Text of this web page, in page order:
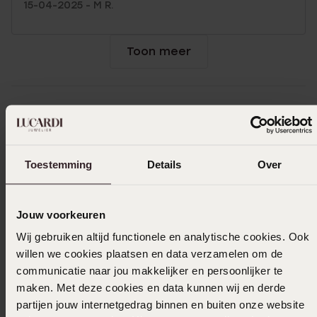
Toestemming Details Over
Jouw voorkeuren
Wij gebruiken altijd functionele en analytische cookies. Ook
willen we cookies plaatsen en data verzamelen om de
communicatie naar jou makkelijker en persoonlijker te
maken. Met deze cookies en data kunnen wij en derde
partijen jouw internetgedrag binnen en buiten onze website
15-04-2025 - M R.
Toon meer
Ook leuk voor jou